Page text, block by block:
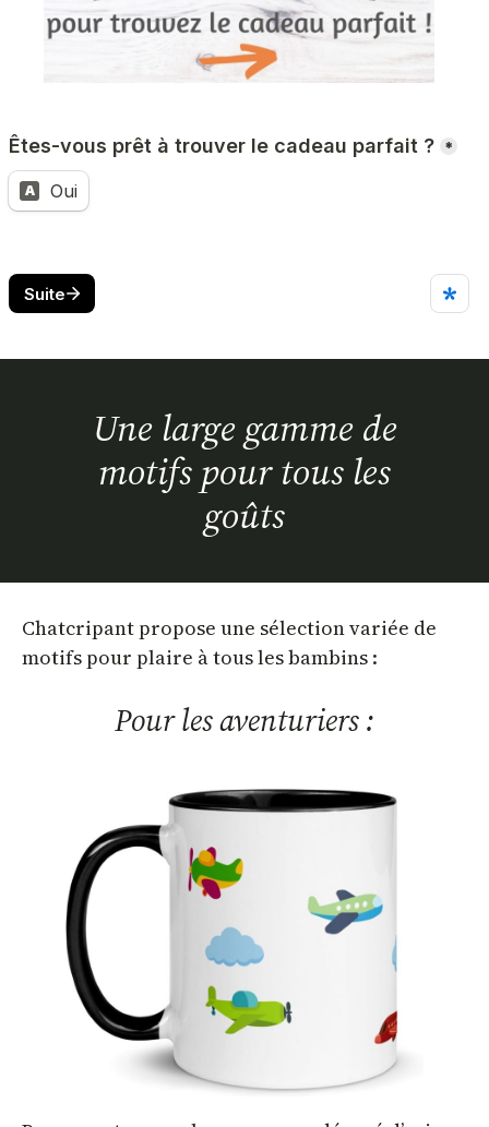
Une large gamme de
motifs pour tous les
goûts
Chatcripant propose une sélection variée de
motifs pour plaire à tous les bambins :
Pour les aventuriers :